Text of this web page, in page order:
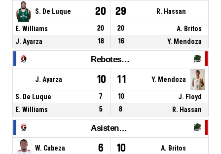
S. De Luque 20 29 R. Hassan
E. Williams 20 20
A. Britos
J. Ayarza
18 16 Y. Mendoza
Rebotes Totales
J. Ayarza 10 11 Y. Mendoza
S. De Luque 7 10
J. Floyd
E. Williams
5 8 R. Hassan
Asistencias
W. Cabeza 6 10 A. Britos